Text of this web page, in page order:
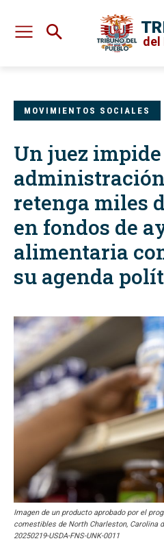
del
MOVIMIENTOS SOCIALES
Un juez
retenga miles
en fondos de
alimentaria
su agenda
Imagen de un producto aprobado por el
comestibles de North Charleston, Carolina
20250219-USDA-FNS-UNK-0011